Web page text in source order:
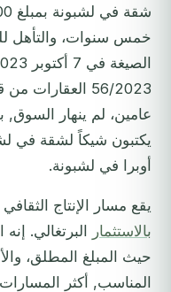
خمس سنوات، والتأهل
56/2023
عامين، لم ينهار السوق,
يكتبون شيكاً لشقة في
أوبرا في لشبونة.
يقع مسار الإنتاج
بالاستثمار
البرتغالي.
حيث المبلغ المطلق،
المناسب, أكثر